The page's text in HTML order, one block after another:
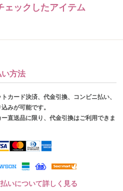
ェックしたアイテム
方法
カード決済、代金引換、コンビニ払い、
みが可能です。
直送品に限り、代金引換はご利用できま
いについて詳しく見る